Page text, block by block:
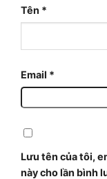
Tên *
Email *
Lưu tên của tôi,
này cho lần bình